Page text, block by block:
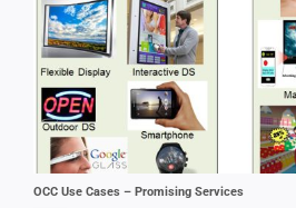
OCC Use Cases – Promising Services